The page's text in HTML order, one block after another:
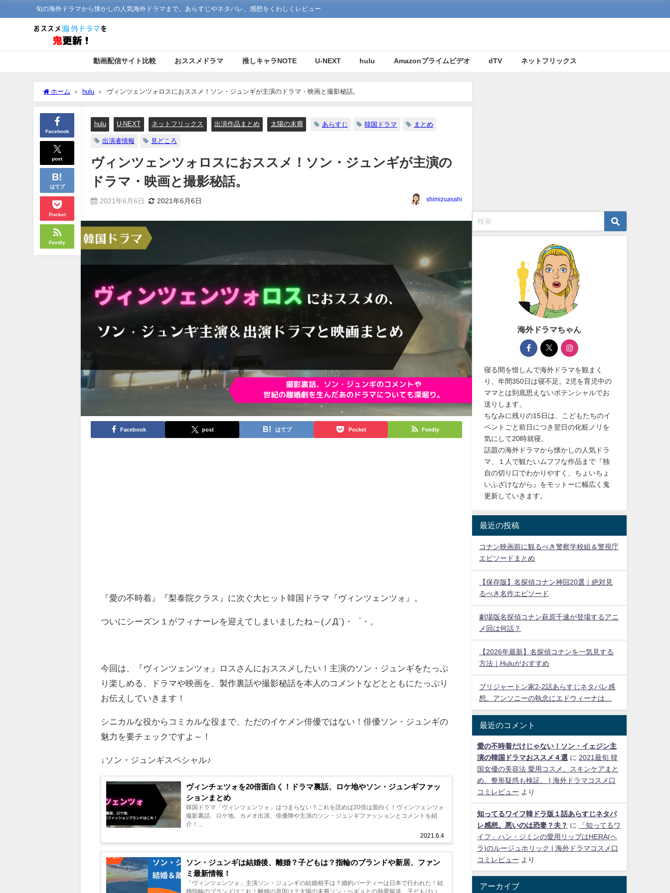
旬の海外ドラマから懐かしの人気海外ドラマまで。あらすじやネタバレ、感想をくわしくレビュー
動画配信サイト比較 おススメドラマ 推しキャラNOTE U-NEXT hulu Amazonプライムビデオ dTV ネットフリックス
ホーム hulu ヴィンツェンツォロスにおススメ！ソン・ジュンギが主演のドラマ・映画と撮影秘話。
Facebook
post
はてブ
Pocket
Feedly
hulu U-NEXT ネットフリックス 出演作品まとめ 太陽の末裔 あらすじ 韓国ドラマ まとめ
出演者情報 見どころ
ヴィンツェンツォロスにおススメ！ソン・ジュンギが主演の
ドラマ・映画と撮影秘話。
2021年6月6日 2021年6月6日 shimizuasahi
Facebook post はてブ Pocket Feedly
『愛の不時着』『梨泰院クラス』に次ぐ大ヒット韓国ドラマ『ヴィンツェンツォ』。
ついにシーズン１がフィナーレを迎えてしまいましたね～(ノД`)・゜・。
今回は、『ヴィンツェンツォ』ロスさんにおススメしたい！主演のソン・ジュンギをたっぷ
り楽しめる、ドラマや映画を、製作裏話や撮影秘話を本人のコメントなどとともにたっぷり
お伝えしていきます！
シニカルな役からコミカルな役まで、ただのイケメン俳優ではない！俳優ソン・ジュンギの
魅力を要チェックですよ～！
↓ソン・ジュンギスペシャル♪
ヴィンチェツォを20倍面白く！ドラマ裏話、ロケ地やソン・ジュンギファッ
ションまとめ
2021.6.4
韓国ドラマ「ヴィンツェンツォ」はつまらない？これを読めば20倍は面白く！ヴィンツェンツォ
撮影裏話、ロケ地、カメオ出演、俳優陣や主演のソン・ジュンギファッションとコメントを紹
介！...
ソン・ジュンギは結婚後、離婚？子どもは？指輪のブランドや新居、ファン
ミ最新情報！
「ヴィンツェンツォ」主演ソン・ジュンギの結婚相手は？婚約パーティーは日本で行われた！結
婚指輪のブランドはこれ！離婚の原因は？太陽の末裔ソン・ヘギョとの熱愛報道、子どもはい
海外ドラマちゃん
寝る間を惜しんで海外ドラマを観まく
り、年間350日は寝不足。2児を育児中の
ママとは到底思えないポテンシャルでお
送りします。
ちなみに残りの15日は、こどもたちのイ
ベントごと前日につき翌日の化粧ノリを
気にして20時就寝。
話題の海外ドラマから懐かしの人気ドラ
マ、１人で観たいムフフな作品まで『独
自の切り口でわかりやすく、ちょいちょ
いふざけながら』をモットーに幅広く鬼
更新していきます。
最近の投稿
コナン映画前に観るべき警察学校組＆警視庁
エピソードまとめ
【保存版】名探偵コナン神回20選｜絶対見
るべき名作エピソード
劇場版名探偵コナン萩原千速が登場するアニ
メ回は何話？
【2026年最新】名探偵コナンを一気見する
方法｜Huluがおすすめ
ブリジャートン家2-2話あらすじネタバレ感
想。アンソニーの執念にエドウィーナは…
最近のコメント
愛の不時着だけじゃない！ソン・イェジン主
演の韓国ドラマおススメ４選に 2021最旬 韓
国女優の美容法 愛用コスメ、スキンケアまと
め。整形疑惑も検証。 | 海外ドラマコスメ口
コミレビュー より
知ってるワイフ韓ドラ版１話あらすじネタバ
レ感想。悪いのは恐妻？夫？ に
「知ってるワ
イフ」ハン・ジミンの愛用リップはHERA(ヘ
ラ)のルージュホリック | 海外ドラマコスメ口
コミレビュー より
アーカイブ